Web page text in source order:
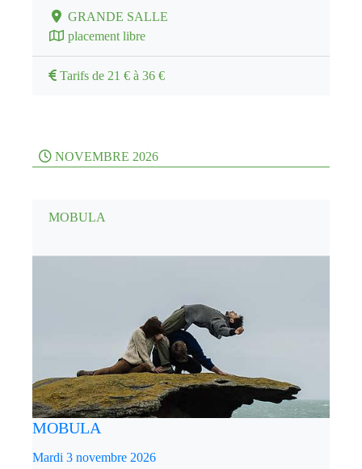
GRANDE SALLE
placement libre
Tarifs de 21 € à 36 €
NOVEMBRE 2026
MOBULA
MOBULA
Mardi 3 novembre 2026